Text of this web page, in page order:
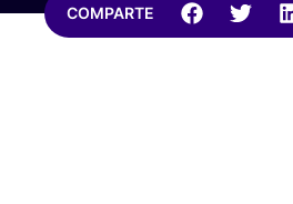
COMPARTE